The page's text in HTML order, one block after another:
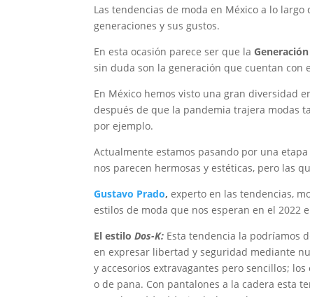
Las tendencias de moda en México a lo
generaciones y sus gustos.
En esta ocasión parece ser que laGeneración
sin duda son la generación que cuentan con
En México hemos visto una gran diversidad
después de que la pandemia trajera modas
por ejemplo.
Actualmente estamos pasando por una
nos parecen hermosas y estéticas, pero las
Gustavo Prado,experto en las tendencias,
estilos de moda que nos esperan en el 2022
El estiloDos-K: Esta tendencia la podríamos
en expresar libertad y seguridad mediante
y accesorios extravagantes pero sencillos;
o de pana. Con pantalones a la cadera esta